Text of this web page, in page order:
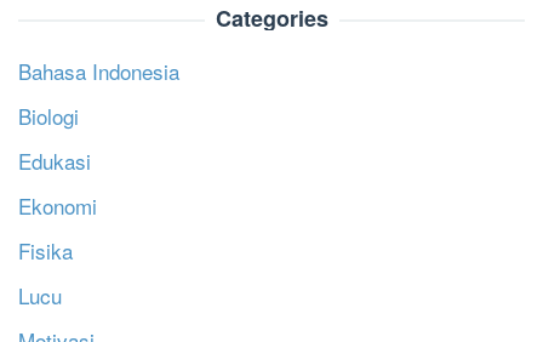
Categories
Bahasa Indonesia
Biologi
Edukasi
Ekonomi
Fisika
Lucu